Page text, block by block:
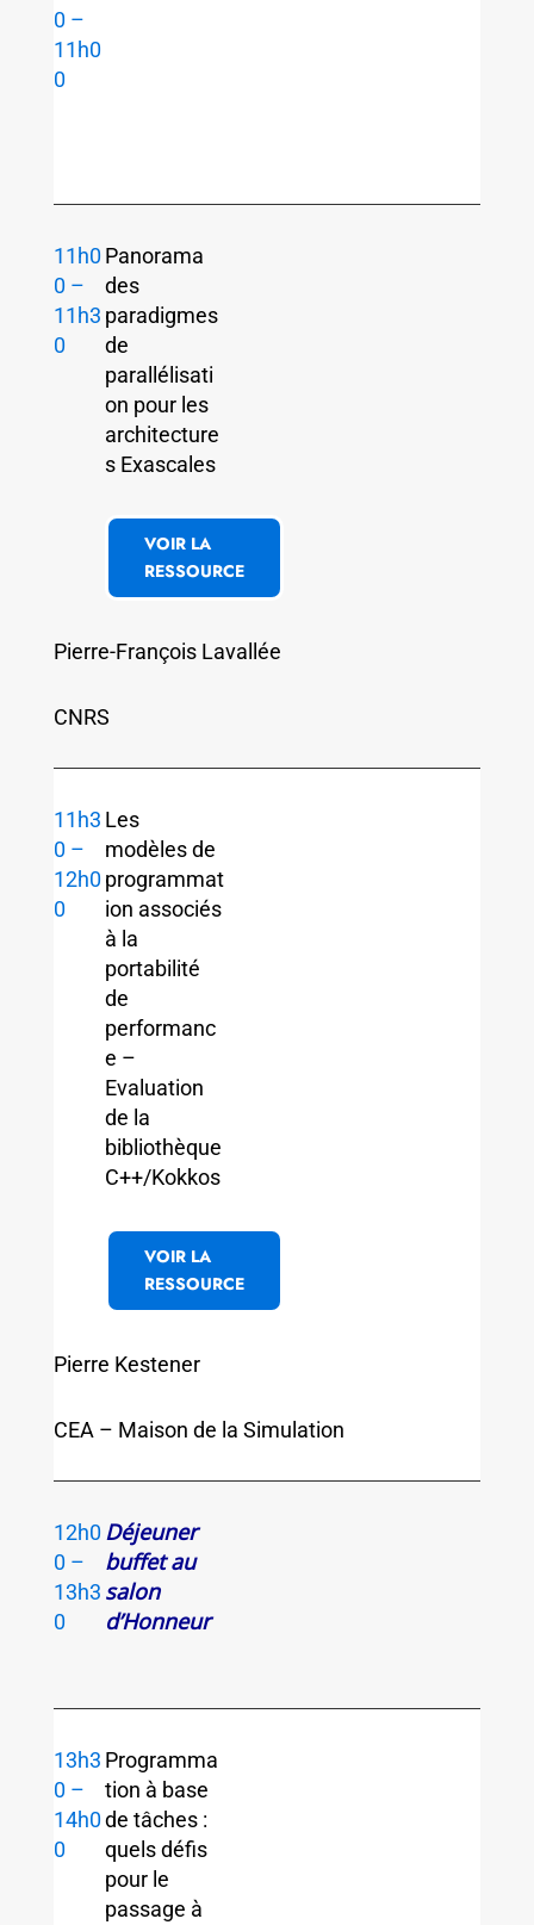
0 –
11h0
0
11h0
0 –
11h3
0
Panorama
des
paradigmes
de
parallélisati
on pour les
architecture
s Exascales
VOIR LA
RESSOURCE
Pierre-François Lavallée
CNRS
11h3
0 –
12h0
0
Les
modèles de
programmat
ion associés
à la
portabilité
de
performanc
e –
Evaluation
de la
bibliothèque
C++/Kokkos
VOIR LA
RESSOURCE
Pierre Kestener
CEA – Maison de la Simulation
12h0
0 –
13h3
0
Déjeuner
buffet au
salon
d’Honneur
13h3
0 –
14h0
0
Programma
tion à base
de tâches :
quels défis
pour le
passage à